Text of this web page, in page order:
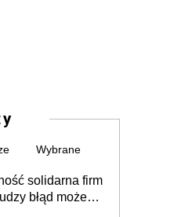
Wybrane
solidarna firm
błąd może